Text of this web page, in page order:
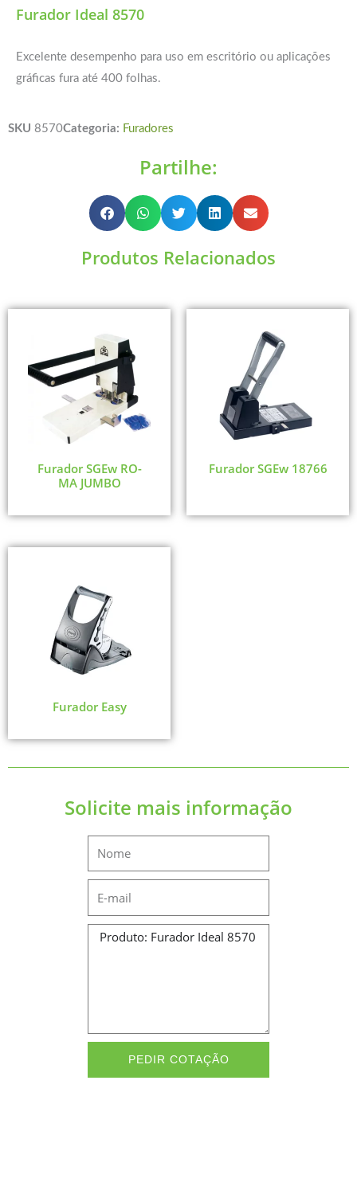
Furador Ideal 8570
Excelente desempenho para uso em escritório ou aplicações
gráficas fura até 400 folhas.
SKU 8570Categoria: Furadores
Partilhe:
Produtos Relacionados
Furador SGEw RO-
MA JUMBO
Furador SGEw 18766
Furador Easy
Solicite mais informação
Message
PEDIR COTAÇÃO